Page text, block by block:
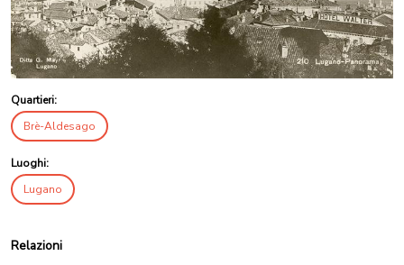
Quartieri:
Brè-Aldesago
Luoghi:
Lugano
Relazioni